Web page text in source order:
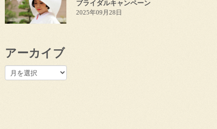
ブライダルキャンペーン
2025年09月28日
アーカイブ